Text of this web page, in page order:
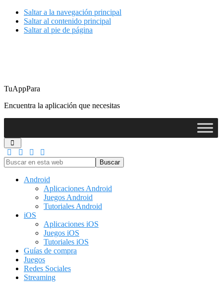
Saltar a la navegación principal
Saltar al contenido principal
Saltar al pie de página
TuAppPara
Encuentra la aplicación que necesitas
Buscar
en
Android
Aplicaciones Android
Juegos Android
Tutoriales Android
iOS
Aplicaciones iOS
Juegos iOS
Tutoriales iOS
Guías de compra
Juegos
Redes Sociales
Streaming